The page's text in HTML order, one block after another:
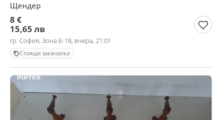
Щендер
8 €
15,65 лв
гр. София, Зона Б-18, вчера, 21:01
Стоящи закачалки